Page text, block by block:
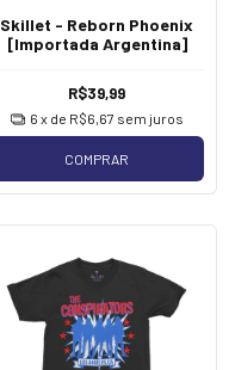
Skillet - Reborn Phoenix
[Importada Argentina]
R$39,99
6 x de R$6,67 sem juros
COMPRAR